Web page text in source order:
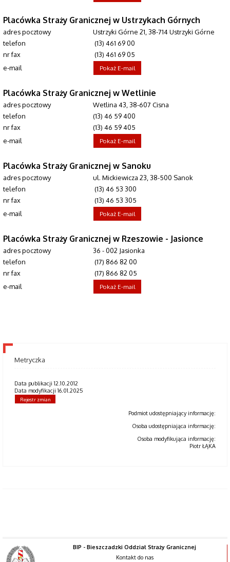
Placówka Straży Granicznej w Ustrzykach Górnych
adres pocztowy
Ustrzyki Górne 21, 38-714 Ustrzyki Górne
telefon
(13) 461 69 00
nr fax
(13) 461 69 05
e-mail
Pokaż E-mail
Placówka Straży Granicznej w Wetlinie
adres pocztowy
Wetlina 43, 38-607 Cisna
telefon
(13) 46 59 400
nr fax
(13) 46 59 405
e-mail
Pokaż E-mail
Placówka Straży Granicznej w Sanoku
adres pocztowy
ul. Mickiewicza 23, 38-500 Sanok
telefon
(13) 46 53 300
nr fax
(13) 46 53 305
e-mail
Pokaż E-mail
Placówka Straży Granicznej w Rzeszowie - Jasionce
adres pocztowy
36 - 002 Jasionka
telefon
(17) 866 82 00
nr fax
(17) 866 82 05
e-mail
Pokaż E-mail
Metryczka
Data publikacji 12.10.2012
Data modyfikacji 16.01.2025
Rejestr zmian
Podmiot udostępniający informację:
Osoba udostępniająca informację:
Osoba modyfikująca informację:
Piotr ŁĄKA
BIP - Bieszczadzki Oddział Straży Granicznej
Kontakt do nas